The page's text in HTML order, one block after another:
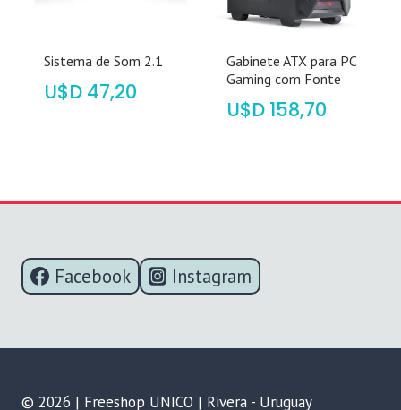
Sistema de Som 2.1
$ 47,20
Gabinete ATX para PC
Gaming com Fonte
$ 158,70
Facebook Instagram
© 2026 | Freeshop UNICO | Rivera - Uruguay